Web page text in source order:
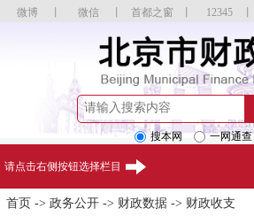
微博 微信 12345
首都之窗
搜本网 一网通查
请点击右侧按钮选择栏目
首页 -> 政务公开-> 财政数据-> 财政收支